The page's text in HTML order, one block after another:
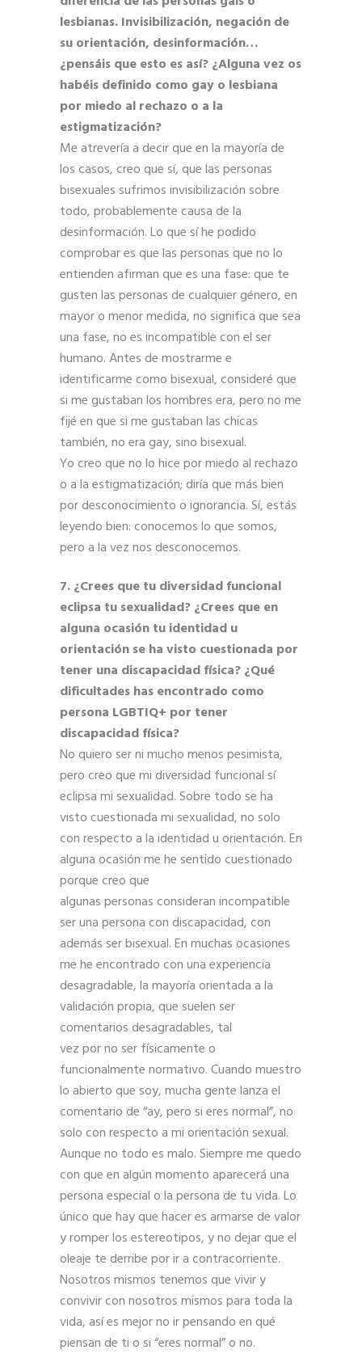
lesbianas. Invisibilización, negación de
su orientación, desinformación…
¿pensáis que esto es así? ¿Alguna vez os
habéis definido como gay o lesbiana
por miedo al rechazo o a la
estigmatización?
Me atrevería a decir que en la mayoría de
los casos, creo que sí, que las personas
bisexuales sufrimos invisibilización sobre
todo, probablemente causa de la
desinformación. Lo que sí he podido
comprobar es que las personas que no lo
entienden afirman que es una fase: que te
gusten las personas de cualquier género, en
mayor o menor medida, no significa que sea
una fase, no es incompatible con el ser
humano. Antes de mostrarme e
identificarme como bisexual, consideré que
si me gustaban los hombres era, pero no me
fijé en que si me gustaban las chicas
también, no era gay, sino bisexual.
Yo creo que no lo hice por miedo al rechazo
o a la estigmatización; diría que más bien
por desconocimiento o ignorancia. Sí, estás
leyendo bien: conocemos lo que somos,
pero a la vez nos desconocemos.
7. ¿Crees que tu diversidad funcional
eclipsa tu sexualidad? ¿Crees que en
alguna ocasión tu identidad u
orientación se ha visto cuestionada por
tener una discapacidad física? ¿Qué
dificultades has encontrado como
persona LGBTIQ+ por tener
discapacidad física?
No quiero ser ni mucho menos pesimista,
pero creo que mi diversidad funcional sí
eclipsa mi sexualidad. Sobre todo se ha
visto cuestionada mi sexualidad, no solo
con respecto a la identidad u orientación. En
alguna ocasión me he sentido cuestionado
porque creo que
algunas personas consideran incompatible
ser una persona con discapacidad, con
además ser bisexual. En muchas ocasiones
me he encontrado con una experiencia
desagradable, la mayoría orientada a la
validación propia, que suelen ser
comentarios desagradables, tal
vez por no ser físicamente o
funcionalmente normativo. Cuando muestro
lo abierto que soy, mucha gente lanza el
comentario de “ay, pero si eres normal”, no
solo con respecto a mi orientación sexual.
Aunque no todo es malo. Siempre me quedo
con que en algún momento aparecerá una
persona especial o la persona de tu vida. Lo
único que hay que hacer es armarse de valor
y romper los estereotipos, y no dejar que el
oleaje te derribe por ir a contracorriente.
Nosotros mismos tenemos que vivir y
convivir con nosotros mismos para toda la
vida, así es mejor no ir pensando en qué
piensan de ti o si “eres normal” o no.